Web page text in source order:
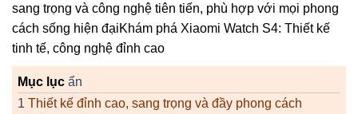
sang trọng và công nghệ tiên tiến, phù hợp với mọi phong
cách sống hiện đạiKhám phá Xiaomi Watch S4: Thiết kế
tinh tế, công nghệ đỉnh cao
Mục lục ẩn
1 Thiết kế đỉnh cao, sang trọng và đầy phong cách